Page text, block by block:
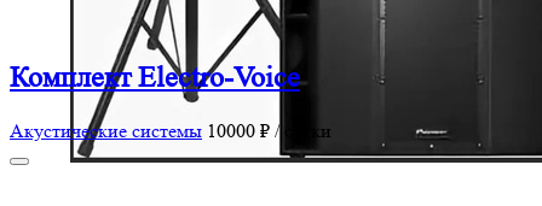
Комплект Electro-Voice
Акустические системы 10000 ₽ / сутки